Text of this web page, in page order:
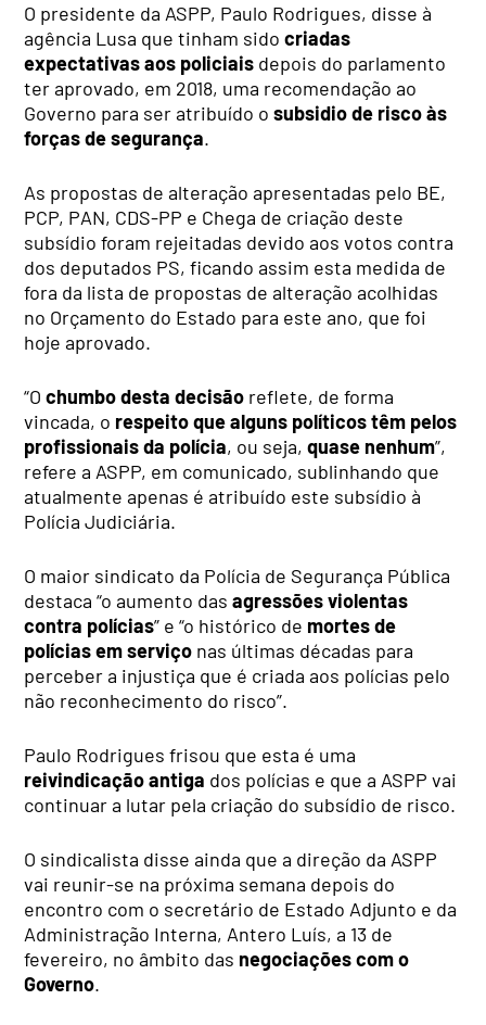
O presidente da ASPP, Paulo Rodrigues, disse à
agência Lusa que tinham sidocriadas
expectativas aos policiais depois do parlamento
ter aprovado, em 2018, uma recomendação ao
Governo para ser atribuído osubsidio de risco às
forças de segurança.
As propostas de alteração apresentadas pelo BE,
PCP, PAN, CDS-PP e Chega de criação deste
subsídio foram rejeitadas devido aos votos contra
dos deputados PS, ficando assim esta medida de
fora da lista de propostas de alteração acolhidas
no Orçamento do Estado para este ano, que foi
hoje aprovado.
“Ochumbo desta decisão reflete, de forma
vincada, o respeito que alguns políticos têm pelos
profissionais da polícia, ou seja,quase nenhum”,
refere a ASPP, em comunicado, sublinhando que
atualmente apenas é atribuído este subsídio à
Polícia Judiciária.
O maior sindicato da Polícia de Segurança Pública
destaca “o aumento dasagressões violentas
contra polícias” e “o histórico de mortes de
polícias em serviço nas últimas décadas para
perceber a injustiça que é criada aos polícias pelo
não reconhecimento do risco”.
Paulo Rodrigues frisou que esta é uma
reivindicação antiga dos polícias e que a ASPP vai
continuar a lutar pela criação do subsídio de risco.
O sindicalista disse ainda que a direção da ASPP
vai reunir-se na próxima semana depois do
encontro com o secretário de Estado Adjunto e da
Administração Interna, Antero Luís, a 13 de
fevereiro, no âmbito das negociações com o
Governo.